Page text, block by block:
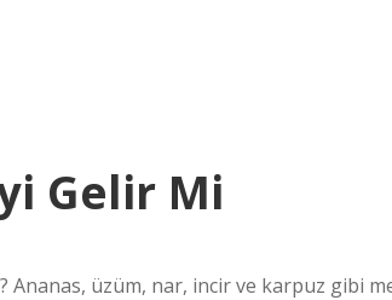
Gelir Mi
Ananas, üzüm, nar, incir ve karpuz gibi